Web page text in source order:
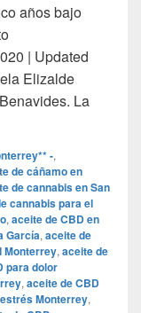
años bajo
| Updated
Elizalde
La
la niña mexicana
-,
de cáñamo en
de cannabis en San
cannabis para el
, aceite de CBD en
García, aceite de
Monterrey, aceite de
para dolor
, aceite de CBD
Monterrey,